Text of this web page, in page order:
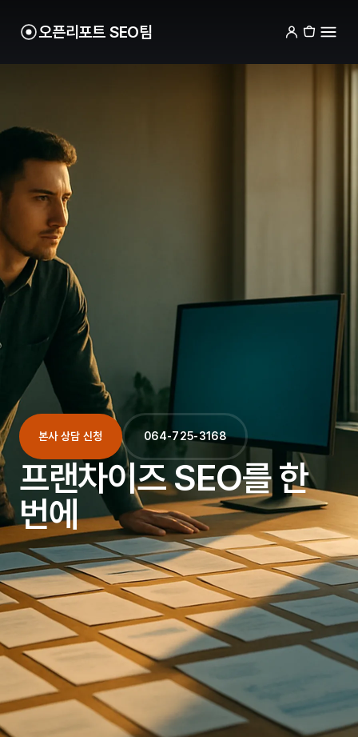
오픈리포트 SEO팀
본사 상담 신청 064-725-3168
프랜차이즈 SEO를 한
번에